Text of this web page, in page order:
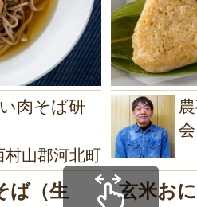
肉そば研
村山郡河北町
ば（生
会
玄米お